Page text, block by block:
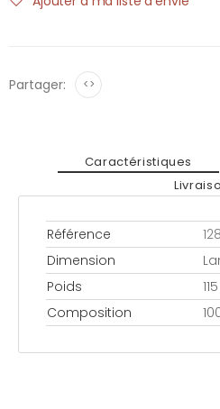
Partager: <>
Caractéristiques
Référence
Dimension
Poids
Composition